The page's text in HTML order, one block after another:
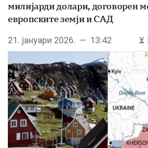
милијарди долари, договорен
европските земји и САД
21. јануари 2026. — 13:42